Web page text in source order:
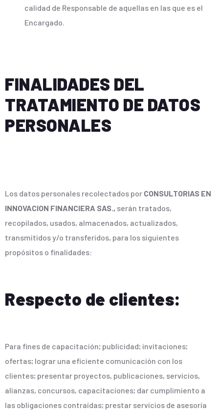
calidad de Responsable de aquellas en las que es el
Encargado.
FINALIDADES DEL
TRATAMIENTO DE DATOS
PERSONALES
Los datos personales recolectados por CONSULTORIAS EN
INNOVACION FINANCIERA SAS., serán tratados,
recopilados, usados, almacenados, actualizados,
transmitidos y/o transferidos, para los siguientes
propósitos o finalidades:
Respecto de clientes:
Para fines de capacitación; publicidad; invitaciones;
ofertas; lograr una eficiente comunicación con los
clientes; presentar proyectos, publicaciones, servicios,
alianzas, concursos, capacitaciones; dar cumplimiento a
las obligaciones contraídas; prestar servicios de asesoría